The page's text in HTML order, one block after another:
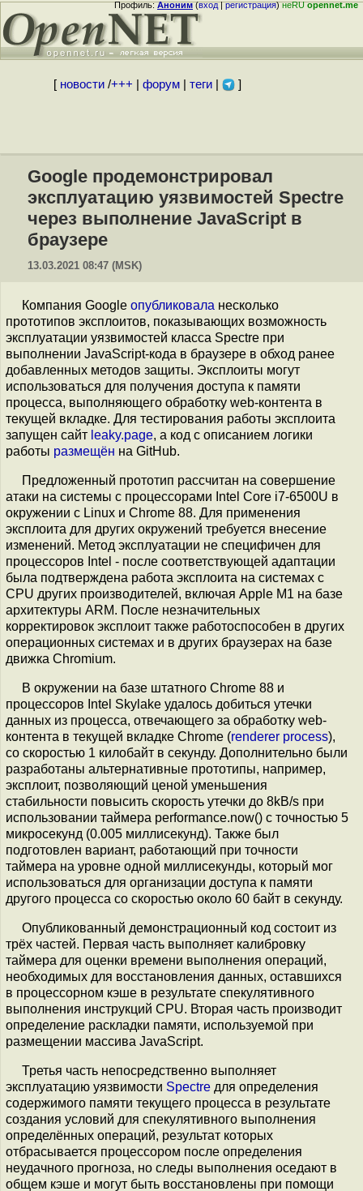
Профиль:Аноним(вход|регистрация)неRUopennet.me
[ новости/+++ форум| теги| ]
Google продемонстрировал
эксплуатацию уязвимостей Spectre
через выполнение JavaScript в
браузере
13.03.2021 08:47 (MSK)
Компания Google опубликовала несколько
прототипов эксплоитов, показывающих возможность
эксплуатации уязвимостей класса Spectre при
выполнении JavaScript-кода в браузере в обход ранее
добавленных методов защиты. Эксплоиты могут
использоваться для получения доступа к памяти
процесса, выполняющего обработку web-контента в
текущей вкладке. Для тестирования работы эксплоита
запущен сайт leaky.page, а код с описанием логики
работы размещён на GitHub.
Предложенный прототип рассчитан на совершение
атаки на системы с процессорами Intel Core i7-6500U в
окружении с Linux и Chrome 88. Для применения
эксплоита для других окружений требуется внесение
изменений. Метод эксплуатации не специфичен для
процессоров Intel - после соответствующей адаптации
была подтверждена работа эксплоита на системах с
CPU других производителей, включая Apple M1 на базе
архитектуры ARM. После незначительных
корректировок эксплоит также работоспособен в других
операционных системах и в других браузерах на базе
движка Chromium.
В окружении на базе штатного Chrome 88 и
процессоров Intel Skylake удалось добиться утечки
данных из процесса, отвечающего за обработку web-
контента в текущей вкладке Chrome (renderer process),
со скоростью 1 килобайт в секунду. Дополнительно были
разработаны альтернативные прототипы, например,
эксплоит, позволяющий ценой уменьшения
стабильности повысить скорость утечки до 8kB/s при
использовании таймера performance.now() с точностью 5
микросекунд (0.005 миллисекунд). Также был
подготовлен вариант, работающий при точности
таймера на уровне одной миллисекунды, который мог
использоваться для организации доступа к памяти
другого процесса со скоростью около 60 байт в секунду.
Опубликованный демонстрационный код состоит из
трёх частей. Первая часть выполняет калибровку
таймера для оценки времени выполнения операций,
необходимых для восстановления данных, оставшихся
в процессорном кэше в результате спекулятивного
выполнения инструкций CPU. Вторая часть производит
определение раскладки памяти, используемой при
размещении массива JavaScript.
Третья часть непосредственно выполняет
эксплуатацию уязвимости Spectre для определения
содержимого памяти текущего процесса в результате
создания условий для спекулятивного выполнения
определённых операций, результат которых
отбрасывается процессором после определения
неудачного прогноза, но следы выполнения оседают в
общем кэше и могут быть восстановлены при помощи